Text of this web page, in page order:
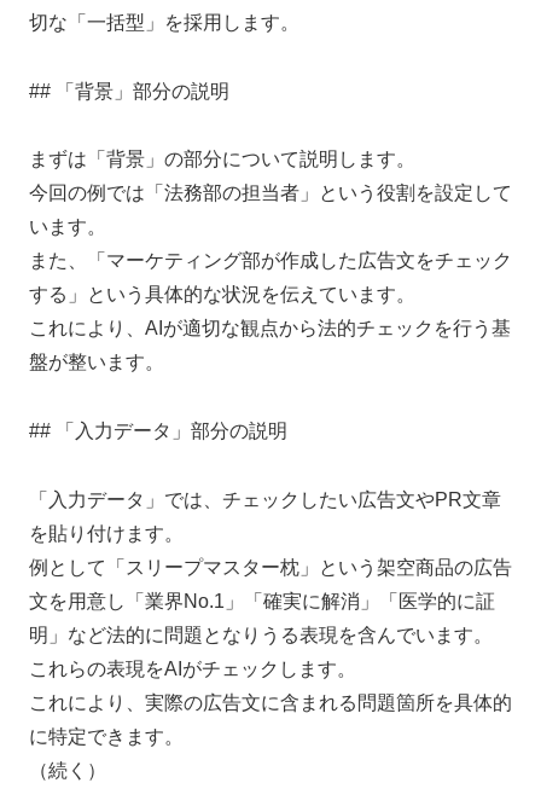
切な「一括型」を採用します。
## 「背景」部分の説明
まずは「背景」の部分について説明します。
今回の例では「法務部の担当者」という役割を設定して
います。
また、「マーケティング部が作成した広告文をチェック
する」という具体的な状況を伝えています。
これにより、AIが適切な観点から法的チェックを行う基
盤が整います。
## 「入力データ」部分の説明
「入力データ」では、チェックしたい広告文やPR文章
を貼り付けます。
例として「スリープマスター枕」という架空商品の広告
文を用意し「業界No.1」「確実に解消」「医学的に証
明」など法的に問題となりうる表現を含んでいます。
これらの表現をAIがチェックします。
これにより、実際の広告文に含まれる問題箇所を具体的
に特定できます。
（続く）